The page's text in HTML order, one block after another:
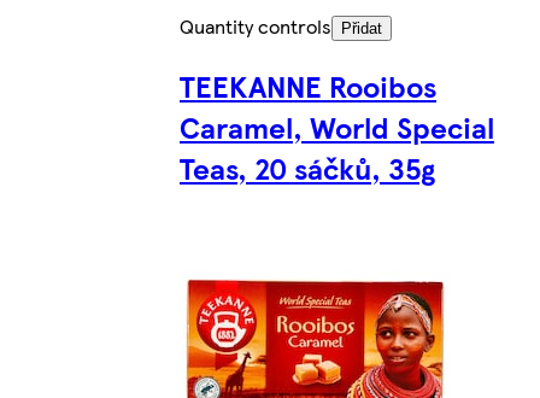
Quantity controls
Přidat
TEEKANNE Rooibos
Caramel, World Special
Teas, 20 sáčků, 35g